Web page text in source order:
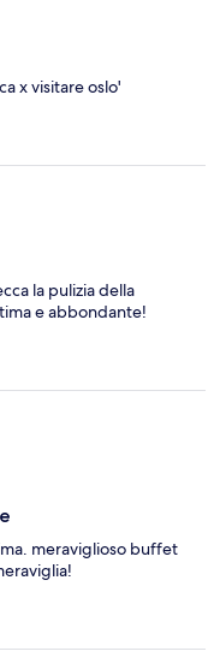
x visitare oslo'
la pulizia della
e abbondante!
meraviglioso buffet